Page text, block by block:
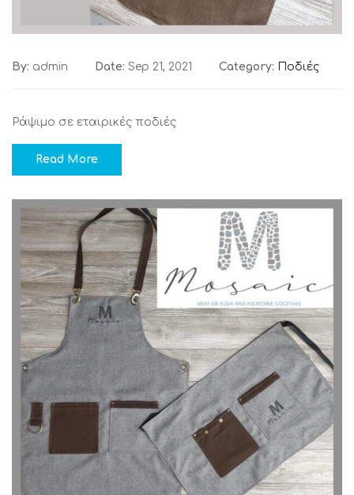
By: admin Date: Sep 21, 2021 Category: Ποδιές
Ράψιμο σε εταιρικές ποδιές
Read More